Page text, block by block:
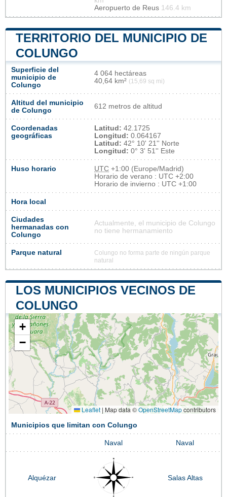
Aeropuerto de Reus 146.4 km
TERRITORIO DEL MUNICIPIO DE
COLUNGO
Superficie del
municipio de
Colungo
4 064 hectáreas
40,64 km² (15,69 sq mi)
Altitud del municipio
de Colungo
612 metros de altitud
Coordenadas
geográficas
Latitud: 42.1725
Longitud: 0.064167
Latitud: 42° 10' 21'' Norte
Longitud: 0° 3' 51'' Este
Huso horario UTC +1:00 (Europe/Madrid)
Horario de verano : UTC +2:00
Horario de invierno : UTC +1:00
Hora local
Ciudades
hermanadas con
Colungo
Actualmente, el municipio de Colungo
no tiene hermanamiento
Parque natural
Colungo no forma parte de ningún parque
natural
LOS MUNICIPIOS VECINOS DE
COLUNGO
+
−
Leaflet | Map data ©OpenStreetMapcontributors
Municipios que limitan con Colungo
Naval Naval
Alquézar Salas Altas